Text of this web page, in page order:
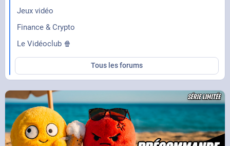
Jeux vidéo
Finance & Crypto
Le Vidéoclub 🍿
Tous les forums